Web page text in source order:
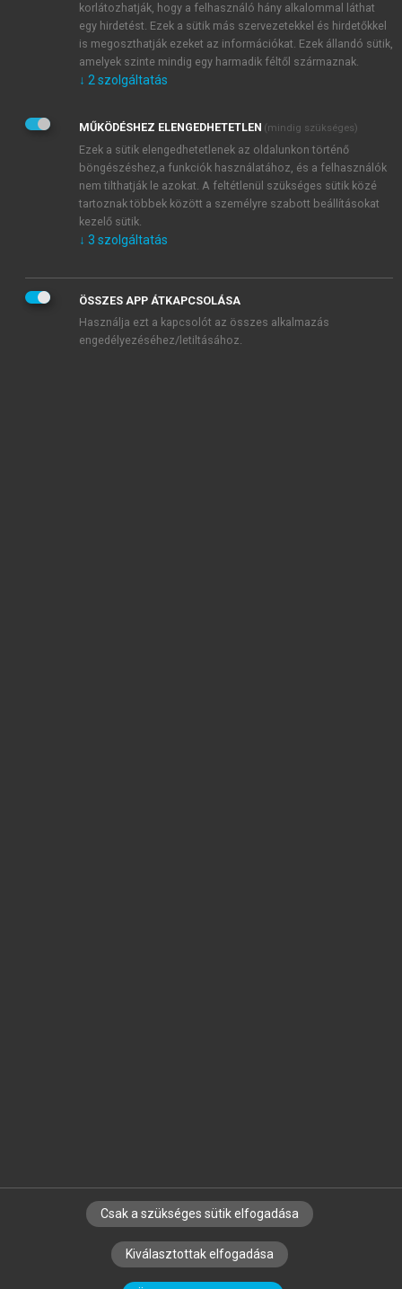
Kérek értesítést a MeRSZ újdonságairól, akcióiról.
Kérek értesítést az Akadémiai Kiadó Zrt. újdonságairól,
Adatkezelési tájékoztatóbanfoglaltakat tudomásul
veszem és elfogadom.
Általános vásárlási feltételeket, valamint a szotar.netés a
mersz.huoldalak licencszerződéseiben foglaltakat
tudomásul veszem és elfogadom.
KIPRÓBÁLOM
SZERZŐKNEK CÉGEKNEK KÖNYVTÁROSOKNAK
SZERKESZTÉSI ÉS LEKTORÁLÁSI ALAPELVEK
korlátozhatják, hogy a felhasználó hány alkalommal láthat
egy hirdetést. Ezek a sütik más szervezetekkel és hirdetőkkel
is megoszthatják ezeket az információkat. Ezek állandó sütik,
amelyek szinte mindig egy harmadik féltől származnak.
↓ 2 szolgáltatás
MŰKÖDÉSHEZ ELENGEDHETETLEN (mindig szükséges)
Ezek a sütik elengedhetetlenek az oldalunkon történő
böngészéshez,a funkciók használatához, és a felhasználók
nem tilthatják le azokat. A feltétlenül szükséges sütik közé
tartoznak többek között a személyre szabott beállításokat
kezelő sütik.
↓ 3 szolgáltatás
ÖSSZES APP ÁTKAPCSOLÁSA
Használja ezt a kapcsolót az összes alkalmazás
engedélyezéséhez/letiltásához.
Csak a szükséges sütik elfogadása
Kiválasztottak elfogadása